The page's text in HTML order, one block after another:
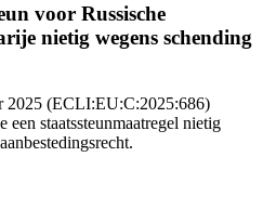
voor Russische
nietig wegens schending
2025 (ECLI:EU:C:2025:686)
staatssteunmaatregel nietig